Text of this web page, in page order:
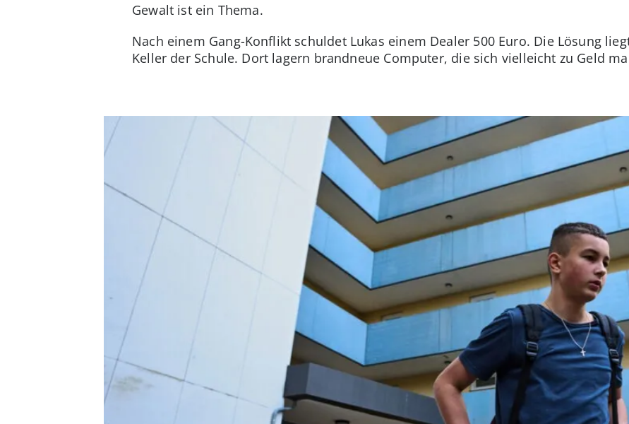
Gewalt ist ein Thema.
Nach einem Gang-Konflikt schuldet Lukas einem Dealer 500 Euro. Die Lösung
Keller der Schule. Dort lagern brandneue Computer, die sich vielleicht zu Geld